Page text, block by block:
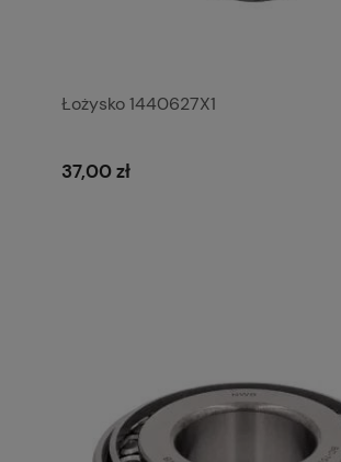
Łożysko 1440627X1
37,00 zł